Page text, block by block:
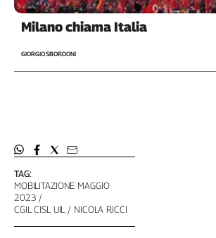
TAG:
MOBILITAZIONE MAGGIO
2023
CGIL CISL UIL
NICOLA RICCI
Milano chiama Italia
GIORGIO SBORDONI